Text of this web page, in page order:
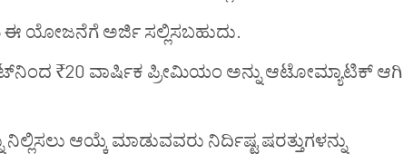
ಈ ಯೋಜನೆಗೆ ಅರ್ಜಿ ಸಲ್ಲಿಸಬಹುದು.
₹20 ವಾರ್ಷಿಕ ಪ್ರೀಮಿಯಂ ಅನ್ನು ಆಟೋಮ್ಯಾಟಿಕ್ ಆಗಿ
ಆಯ್ಕೆ ಮಾಡುವವರು ನಿರ್ದಿಷ್ಟ ಷರತ್ತುಗಳನ್ನು